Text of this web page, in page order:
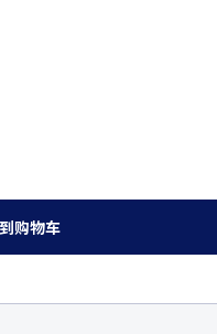
购物车